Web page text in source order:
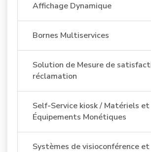
Affichage Dynamique
Bornes Multiservices
Solution de Mesure de
réclamation
Self-Service kiosk / Matériels et
Équipements Monétiques
Systèmes de visioconférence et